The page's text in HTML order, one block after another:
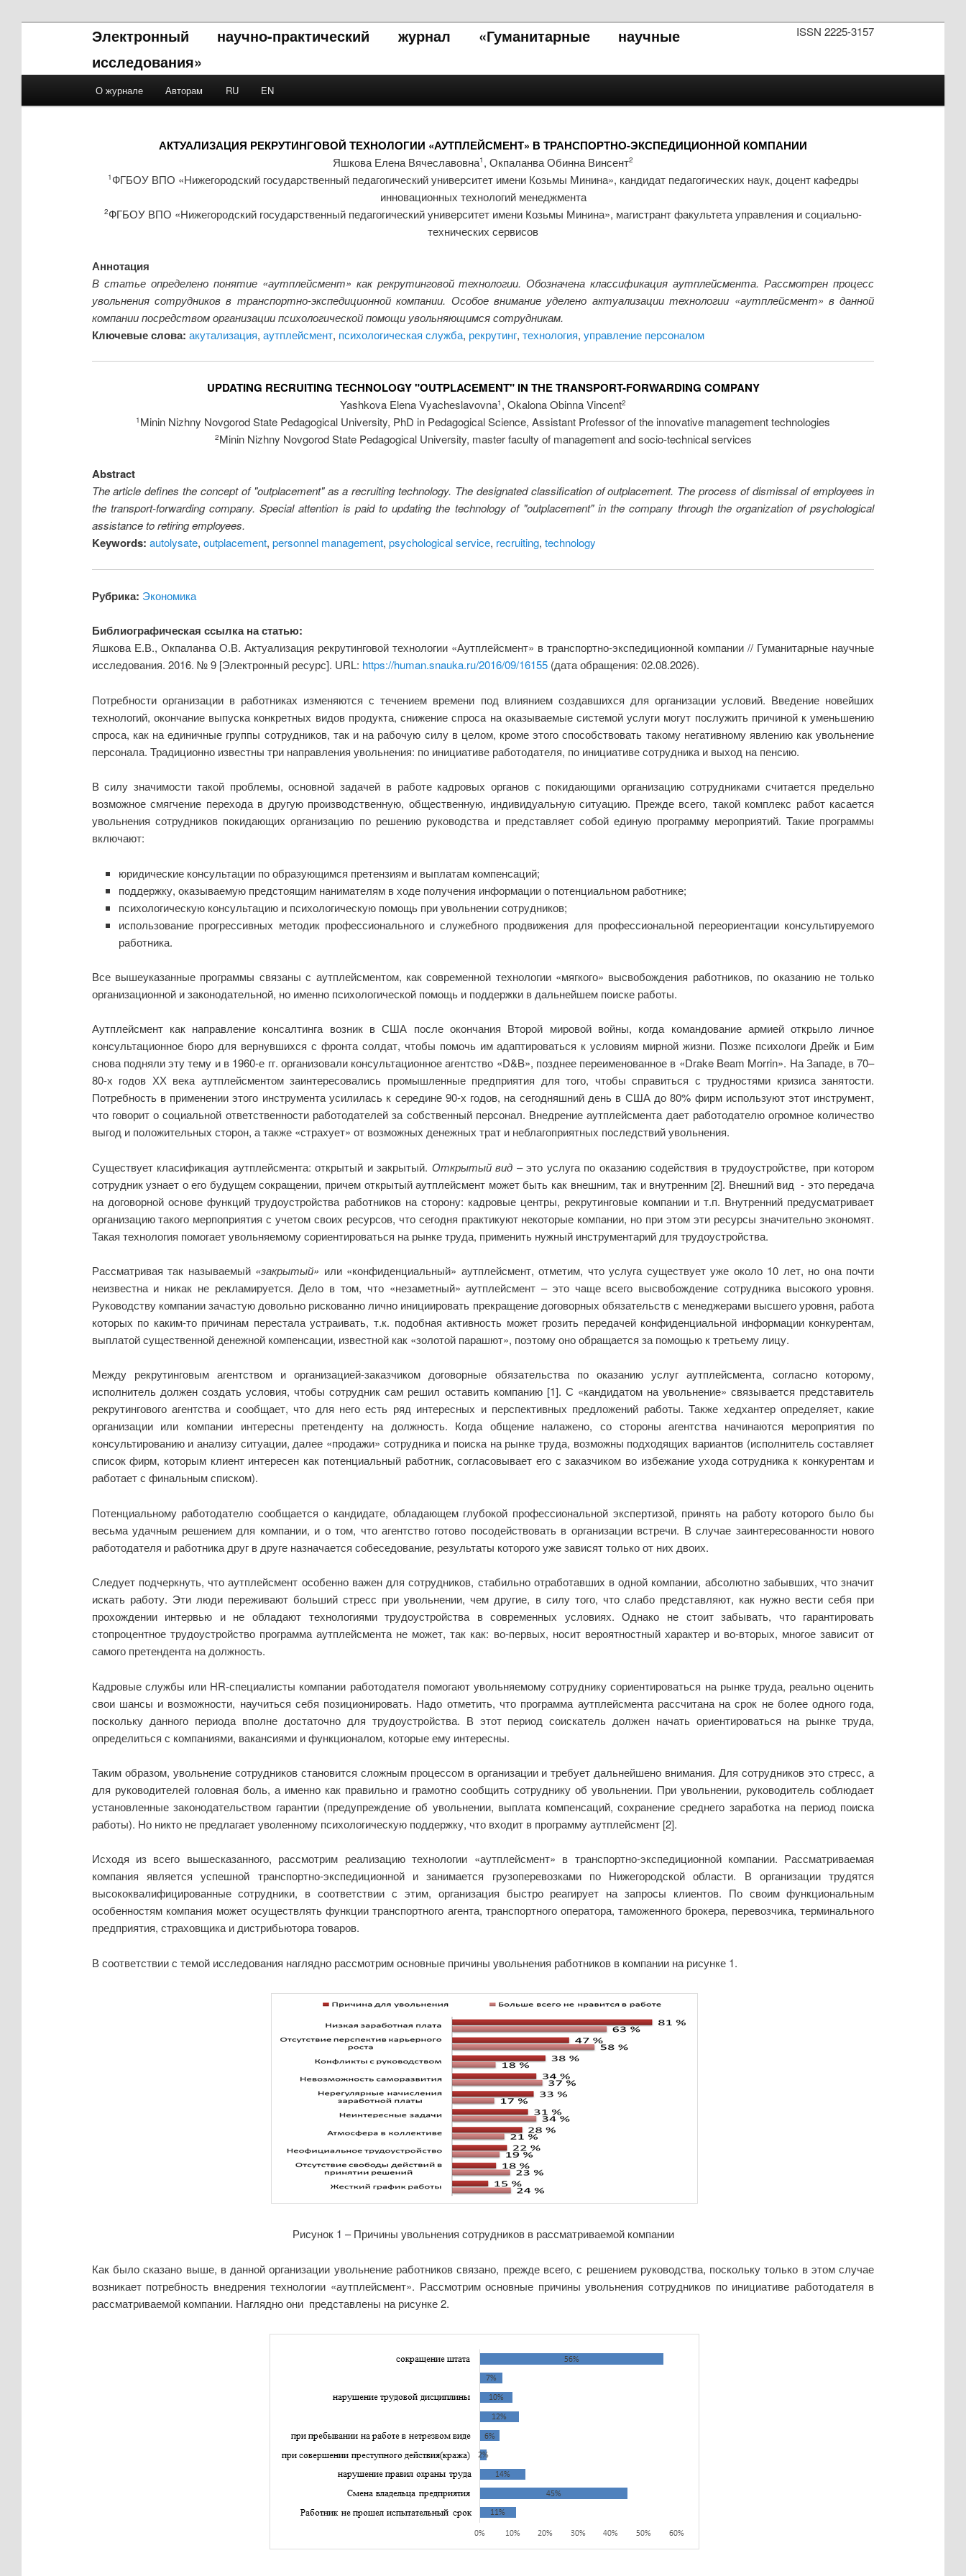
ISSN 2225-3157
Электронный научно-практический журнал «Гуманитарные научные
исследования»
Skip to primary content
Skip to secondary content
О журнале Авторам RU EN
АКТУАЛИЗАЦИЯ РЕКРУТИНГОВОЙ ТЕХНОЛОГИИ «АУТПЛЕЙСМЕНТ» В ТРАНСПОРТНО-ЭКСПЕДИЦИОННОЙ КОМПАНИИ
Яшкова Елена Вячеславовна1 , Окпаланва Обинна Винсент2
1 ФГБОУ ВПО «Нижегородский государственный педагогический университет имени Козьмы Минина», кандидат педагогических наук, доцент кафедры
инновационных технологий менеджмента
2ФГБОУ ВПО «Нижегородский государственный педагогический университет имени Козьмы Минина», магистрант факультета управления и социально-
технических сервисов
Аннотация
В статье определено понятие «аутплейсмент» как рекрутинговой технологии. Обозначена классификация аутплейсмента. Рассмотрен процесс
увольнения сотрудников в транспортно-экспедиционной компании. Особое внимание уделено актуализации технологии «аутплейсмент» в данной
компании посредством организации психологической помощи увольняющимся сотрудникам.
Ключевые слова: акутализация, аутплейсмент, психологическая служба, рекрутинг, технология, управление персоналом
UPDATING RECRUITING TECHNOLOGY "OUTPLACEMENT" IN THE TRANSPORT-FORWARDING COMPANY
Yashkova Elena Vyacheslavovna1 , Okalona Obinna Vincent2
1 Minin Nizhny Novgorod State Pedagogical University, PhD in Pedagogical Science, Assistant Professor of the innovative management technologies
2Minin Nizhny Novgorod State Pedagogical University, master faculty of management and socio-technical services
Abstract
The article defines the concept of "outplacement" as a recruiting technology. The designated classification of outplacement. The process of dismissal of employees in
the transport-forwarding company. Special attention is paid to updating the technology of "outplacement" in the company through the organization of psychological
assistance to retiring employees.
Keywords: autolysate, outplacement, personnel management, psychological service, recruiting, technology
Рубрика: Экономика
Библиографическая ссылка на статью:
Яшкова Е.В., Окпаланва О.В. Актуализация рекрутинговой технологии «Аутплейсмент» в транспортно-экспедиционной компании // Гуманитарные научные
исследования. 2016. № 9 [Электронный ресурс]. URL: https://human.snauka.ru/2016/09/16155(дата обращения: 02.08.2026).
Потребности организации в работниках изменяются с течением времени под влиянием создавшихся для организации условий. Введение новейших
технологий, окончание выпуска конкретных видов продукта, снижение спроса на оказываемые системой услуги могут послужить причиной к уменьшению
спроса, как на единичные группы сотрудников, так и на рабочую силу в целом, кроме этого способствовать такому негативному явлению как увольнение
персонала. Традиционно известны три направления увольнения: по инициативе работодателя, по инициативе сотрудника и выход на пенсию.
В силу значимости такой проблемы, основной задачей в работе кадровых органов с покидающими организацию сотрудниками считается предельно
возможное смягчение перехода в другую производственную, общественную, индивидуальную ситуацию. Прежде всего, такой комплекс работ касается
увольнения сотрудников покидающих организацию по решению руководства и представляет собой единую программу мероприятий. Такие программы
включают:
юридические консультации по образующимся претензиям и выплатам компенсаций;
поддержку, оказываемую предстоящим нанимателям в ходе получения информации о потенциальном работнике;
психологическую консультацию и психологическую помощь при увольнении сотрудников;
использование прогрессивных методик профессионального и служебного продвижения для профессиональной переориентации консультируемого
работника.
Все вышеуказанные программы связаны с аутплейсментом, как современной технологии «мягкого» высвобождения работников, по оказанию не только
организационной и законодательной, но именно психологической помощь и поддержки в дальнейшем поиске работы.
Аутплейсмент как направление консалтинга возник в США после окончания Второй мировой войны, когда командование армией открыло личное
консультационное бюро для вернувшихся с фронта солдат, чтобы помочь им адаптироваться к условиям мирной жизни. Позже психологи Дрейк и Бим
снова подняли эту тему и в 1960-е гг. организовали консультационное агентство «D&B», позднее переименованное в «Drake Beam Morrin». На Западе, в 70–
80-х годов ХХ века аутплейсментом заинтересовались промышленные предприятия для того, чтобы справиться с трудностями кризиса занятости.
Потребность в применении этого инструмента усилилась к середине 90-х годов, на сегодняшний день в США до 80% фирм используют этот инструмент,
что говорит о социальной ответственности работодателей за собственный персонал. Внедрение аутплейсмента дает работодателю огромное количество
выгод и положительных сторон, а также «страхует» от возможных денежных трат и неблагоприятных последствий увольнения.
Существует класификация аутплейсмента: открытый и закрытый. Открытый вид – это услуга по оказанию содействия в трудоустройстве, при котором
сотрудник узнает о его будущем сокращении, причем открытый аутплейсмент может быть как внешним, так и внутренним [2]. Внешний вид - это передача
на договорной основе функций трудоустройства работников на сторону: кадровые центры, рекрутинговые компании и т.п. Внутренний предусматривает
организацию такого мерпоприятия с учетом своих ресурсов, что сегодня практикуют некоторые компании, но при этом эти ресурсы значительно экономят.
Такая технология помогает увольняемому сориентироваться на рынке труда, применить нужный инструментарий для трудоустройства.
Рассматривая так называемый «закрытый» или «конфиденциальный» аутплейсмент, отметим, что услуга существует уже около 10 лет, но она почти
неизвестна и никак не рекламируется. Дело в том, что «незаметный» аутплейсмент – это чаще всего высвобождение сотрудника высокого уровня.
Руководству компании зачастую довольно рискованно лично инициировать прекращение договорных обязательств с менеджерами высшего уровня, работа
которых по каким-то причинам перестала устраивать, т.к. подобная активность может грозить передачей конфиденциальной информации конкурентам,
выплатой существенной денежной компенсации, известной как «золотой парашют», поэтому оно обращается за помощью к третьему лицу.
Между рекрутинговым агентством и организацией-заказчиком договорные обязательства по оказанию услуг аутплейсмента, согласно которому,
исполнитель должен создать условия, чтобы сотрудник сам решил оставить компанию [1]. С «кандидатом на увольнение» связывается представитель
рекрутингового агентства и сообщает, что для него есть ряд интересных и перспективных предложений работы. Также хедхантер определяет, какие
организации или компании интересны претенденту на должность. Когда общение налажено, со стороны агентства начинаются мероприятия по
консультированию и анализу ситуации, далее «продажи» сотрудника и поиска на рынке труда, возможны подходящих вариантов (исполнитель составляет
список фирм, которым клиент интересен как потенциальный работник, согласовывает его с заказчиком во избежание ухода сотрудника к конкурентам и
работает с финальным списком).
Потенциальному работодателю сообщается о кандидате, обладающем глубокой профессиональной экспертизой, принять на работу которого было бы
весьма удачным решением для компании, и о том, что агентство готово посодействовать в организации встречи. В случае заинтересованности нового
работодателя и работника друг в друге назначается собеседование, результаты которого уже зависят только от них двоих.
Следует подчеркнуть, что аутплейсмент особенно важен для сотрудников, стабильно отработавших в одной компании, абсолютно забывших, что значит
искать работу. Эти люди переживают больший стресс при увольнении, чем другие, в силу того, что слабо представляют, как нужно вести себя при
прохождении интервью и не обладают технологиями трудоустройства в современных условиях. Однако не стоит забывать, что гарантировать
стопроцентное трудоустройство программа аутплейсмента не может, так как: во-первых, носит вероятностный характер и во-вторых, многое зависит от
самого претендента на должность.
Кадровые службы или HR-специалисты компании работодателя помогают увольняемому сотруднику сориентироваться на рынке труда, реально оценить
свои шансы и возможности, научиться себя позиционировать. Надо отметить, что программа аутплейсмента рассчитана на срок не более одного года,
поскольку данного периода вполне достаточно для трудоустройства. В этот период соискатель должен начать ориентироваться на рынке труда,
определиться с компаниями, вакансиями и функционалом, которые ему интересны.
Таким образом, увольнение сотрудников становится сложным процессом в организации и требует дальнейшено внимания. Для сотрудников это стресс, а
для руководителей головная боль, а именно как правильно и грамотно сообщить сотруднику об увольнении. При увольнении, руководитель соблюдает
установленные законодательством гарантии (предупреждение об увольнении, выплата компенсаций, сохранение среднего заработка на период поиска
работы). Но никто не предлагает уволенному психологическую поддержку, что входит в программу аутплейсмент [2].
Исходя из всего вышесказанного, рассмотрим реализацию технологии «аутплейсмент» в транспортно-экспедиционной компании. Рассматриваемая
компания является успешной транспортно-экспедиционной и занимается грузоперевозками по Нижегородской области. В организации трудятся
высококвалифицированные сотрудники, в соответствии с этим, организация быстро реагирует на запросы клиентов. По своим функциональным
особенностям компания может осуществлять функции транспортного агента, транспортного оператора, таможенного брокера, перевозчика, терминального
предприятия, страховщика и дистрибьютора товаров.
В соответствии с темой исследования наглядно рассмотрим основные причины увольнения работников в компании на рисунке 1.
Рисунок 1 – Причины увольнения сотрудников в рассматриваемой компании
Как было сказано выше, в данной организации увольнение работников связано, прежде всего, с решением руководства, поскольку только в этом случае
возникает потребность внедрения технологии «аутплейсмент». Рассмотрим основные причины увольнения сотрудников по инициативе работодателя в
рассматриваемой компании. Наглядно они представлены на рисунке 2.